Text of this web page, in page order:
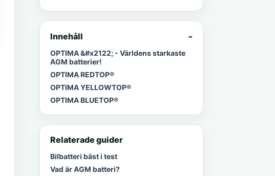
Innehåll
OPTIMA &#x2122; - Världens starkaste
AGM batterier!
OPTIMA REDTOP®
OPTIMA YELLOWTOP®
OPTIMA BLUETOP®
Relaterade guider
Bilbatteri bäst i test
Vad är AGM batteri?